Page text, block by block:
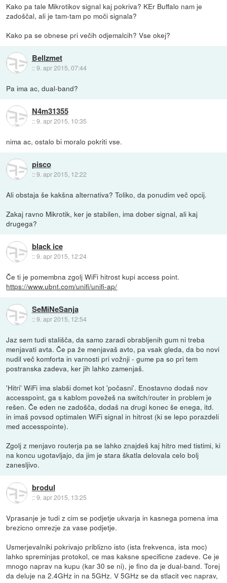
Kako pa tale Mikrotikov signal kaj pokriva? KEr Buffalo nam je
zadoščal, ali je tam-tam po moči signala?
Kako pa se obnese pri večih odjemalcih? Vse okej?
Bellzmet
::9. apr 2015, 07:44
Pa ima ac, dual-band?
N4m31355
::9. apr 2015, 10:35
nima ac, ostalo bi moralo pokriti vse.
pisco
::9. apr 2015, 12:22
Ali obstaja še kakšna alternativa? Toliko, da ponudim več opcij.
Zakaj ravno Mikrotik, ker je stabilen, ima dober signal, ali kaj
drugega?
black ice
::9. apr 2015, 12:24
Če ti je pomembna zgolj WiFi hitrost kupi access point.
https://www.ubnt.com/unifi/unifi-ap/
SeMiNeSanja
::9. apr 2015, 12:54
Jaz sem tudi stališča, da samo zaradi obrabljenih gum ni treba
menjavati avta. Če pa že menjavaš avto, pa vsak gleda, da bo novi
nudil več komforta in varnosti pri vožnji - gume pa so pri tem
postranska zadeva, ker jih lahko zamenjaš.
'Hitri' WiFi ima slabši domet kot 'počasni'. Enostavno dodaš nov
accesspoint, ga s kablom povežeš na switch/router in problem je
rešen. Če eden ne zadošča, dodaš na drugi konec še enega, itd.
in imaš povsod optimalen WiFi signal in hitrost (ki se lepo porazdeli
med accesspointe).
Zgolj z menjavo routerja pa se lahko znajdeš kaj hitro med tistimi, ki
na koncu ugotavljajo, da jim je stara škatla delovala celo bolj
zanesljivo.
brodul
::9. apr 2015, 13:25
Vprasanje je tudi z cim se podjetje ukvarja in kasnega pomena ima
brezicno omrezje za vase podjetje.
Usmerjevalniki pokrivajo priblizno isto (ista frekvenca, ista moc)
lahko spreminjas protokol, ce mas kaksne specificne zadeve. Ce je
mnogo naprav na kupu (kar 30 se ni), je fino da je dual-band. Torej
da deluje na 2.4GHz in na 5GHz. V 5GHz se da stlacit vec naprav,